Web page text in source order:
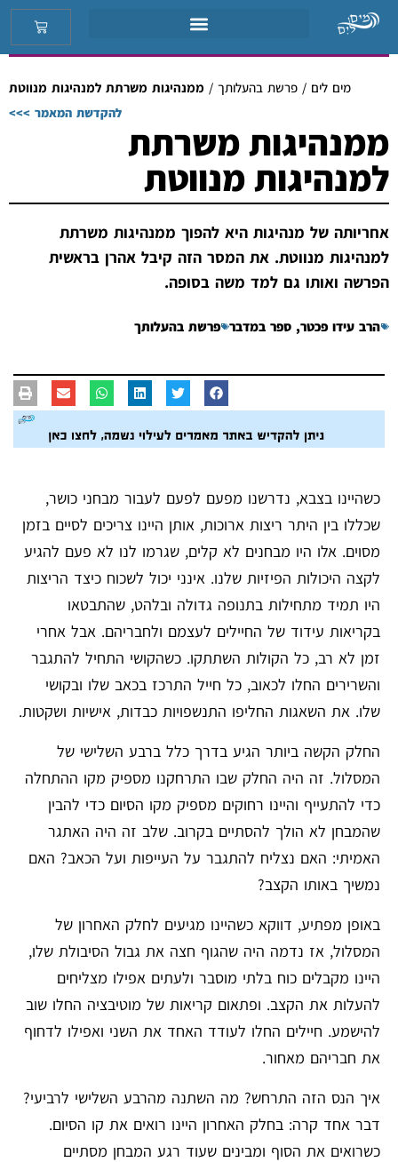
מים לים / פרשת בהעלותך / ממנהיגות משרתת למנהיגות מנווטת
להקדשת המאמר >>>
ממנהיגות משרתת
למנהיגות מנווטת
אחריותה של מנהיגות היא להפוך ממנהיגות משרתת
למנהיגות מנווטת. את המסר הזה קיבל אהרן בראשית
הפרשה ואותו גם למד משה בסופה.
הרב עידו פכטר, ספר במדבר פרשת בהעלותך
כשהיינו בצבא, נדרשנו מפעם לפעם לעבור מבחני כושר,
שכללו בין היתר ריצות ארוכות, אותן היינו צריכים לסיים בזמן
מסוים. אלו היו מבחנים לא קלים, שגרמו לנו לא פעם להגיע
לקצה היכולות הפיזיות שלנו. אינני יכול לשכוח כיצד הריצות
היו תמיד מתחילות בתנופה גדולה ובלהט, שהתבטאו
בקריאות עידוד של החיילים לעצמם ולחבריהם. אבל אחרי
זמן לא רב, כל הקולות השתתקו. כשהקושי התחיל להתגבר
והשרירים החלו לכאוב, כל חייל התרכז בכאב שלו ובקושי
שלו. את השאגות החליפו התנשפויות כבדות, אישיות ושקטות.
החלק הקשה ביותר הגיע בדרך כלל ברבע השלישי של
המסלול. זה היה החלק שבו התרחקנו מספיק מקו ההתחלה
כדי להתעייף והיינו רחוקים מספיק מקו הסיום כדי להבין
שהמבחן לא הולך להסתיים בקרוב. שלב זה היה האתגר
האמיתי: האם נצליח להתגבר על העייפות ועל הכאב? האם
נמשיך באותו הקצב?
באופן מפתיע, דווקא כשהיינו מגיעים לחלק האחרון של
המסלול, אז נדמה היה שהגוף חצה את גבול הסיבולת שלו,
היינו מקבלים כוח בלתי מוסבר ולעתים אפילו מצליחים
להעלות את הקצב. ופתאום קריאות של מוטיבציה החלו שוב
להישמע. חיילים החלו לעודד האחד את השני ואפילו לדחוף
את חבריהם מאחור.
איך הנס הזה התרחש? מה השתנה מהרבע השלישי לרביעי?
דבר אחד קרה: בחלק האחרון היינו רואים את קו הסיום.
כשרואים את הסוף ומבינים שעוד רגע המבחן מסתיים